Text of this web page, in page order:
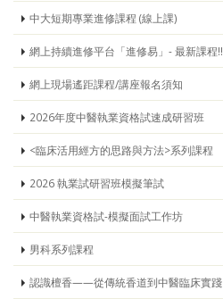
中大短期專業進修課程 (線上課)
網上持續進修平台「進修易」- 最新課程!!
網上現場遙距課程/講座報名須知
2026年度中醫執業資格試速成研習班
<臨床活用經方的思路與方法>系列課程
2026 執業試研習班模擬筆試
中醫執業資格試-模擬面試工作坊
男科系列課程
認識檀香——從傳統香道到中醫臨床實踐